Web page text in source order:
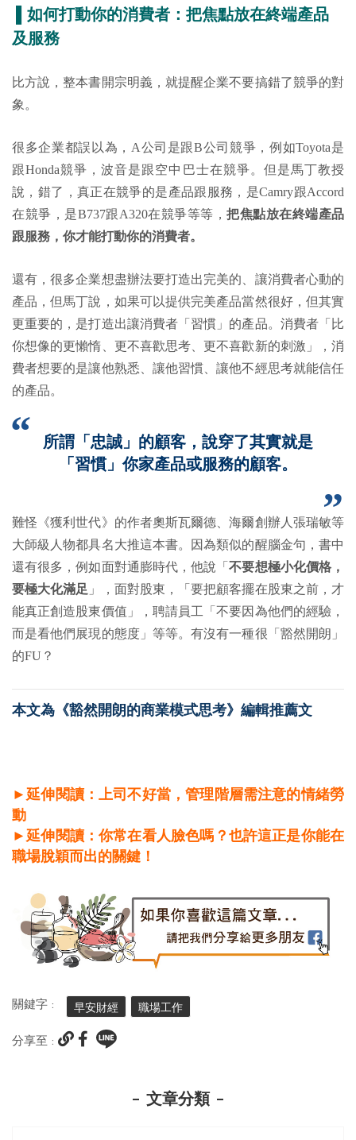
▌如何打動你的消費者：把焦點放在終端產品
及服務
比方說，整本書開宗明義，就提醒企業不要搞錯了競爭的對
象。
很多企業都誤以為，A公司是跟B公司競爭，例如Toyota是
跟Honda競爭，波音是跟空中巴士在競爭。但是馬丁教授
說，錯了，真正在競爭的是產品跟服務，是Camry跟Accord
在競爭，是B737跟A320在競爭等等， 把焦點放在終端產品
跟服務，你才能打動你的消費者。
還有，很多企業想盡辦法要打造出完美的、讓消費者心動的
產品，但馬丁說，如果可以提供完美產品當然很好，但其實
更重要的，是打造出讓消費者「習慣」的產品。消費者「比
你想像的更懶惰、更不喜歡思考、更不喜歡新的刺激」，消
費者想要的是讓他熟悉、讓他習慣、讓他不經思考就能信任
的產品。
所謂「忠誠」的顧客，說穿了其實就是
「習慣」你家產品或服務的顧客。
難怪《獲利世代》的作者奧斯瓦爾德、海爾創辦人張瑞敏等
大師級人物都具名大推這本書。因為類似的醒腦金句，書中
還有很多，例如面對通膨時代，他說「不要想極小化價格，
要極大化滿足 」，面對股東，「要把顧客擺在股東之前，才
能真正創造股東價值」，聘請員工「不要因為他們的經驗，
而是看他們展現的態度」等等。有沒有一種很「豁然開朗」
的FU？
本文為 《豁然開朗的商業模式思考》 編輯推薦文
►延伸閱讀：上司不好當，管理階層需注意的情緒勞
動
►延伸閱讀：你常在看人臉色嗎？也許這正是你能在
職場脫穎而出的關鍵！
關鍵字 : 早安財經 職場工作
分享至 :
文章分類